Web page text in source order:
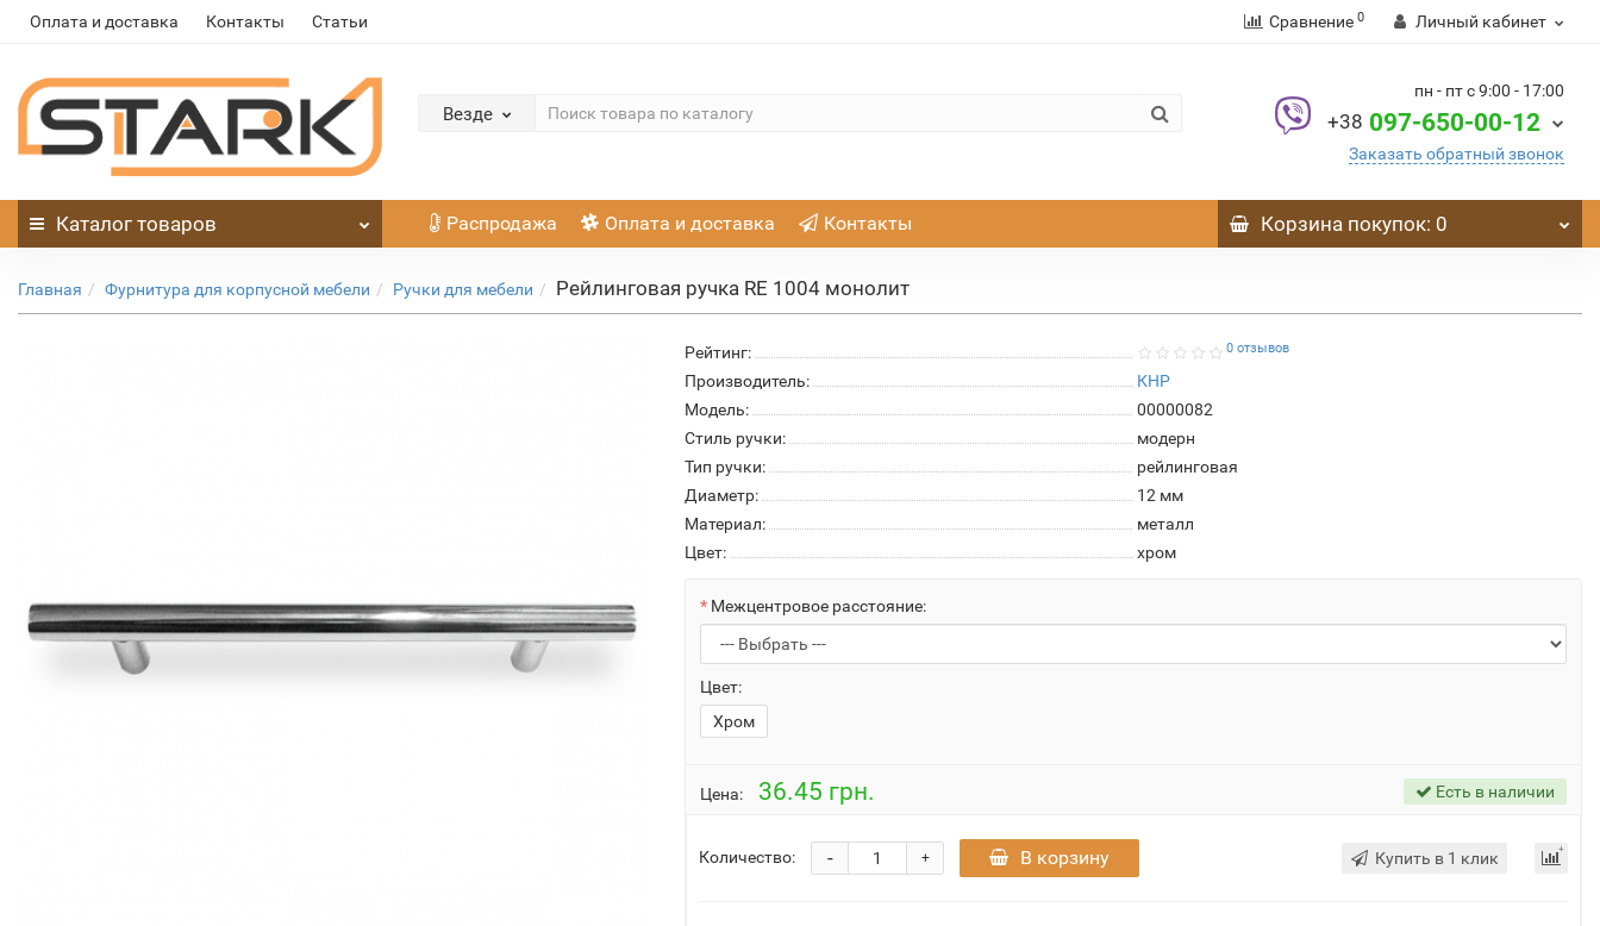
Оплата и доставка Контакты Статьи Сравнение 0 Личный кабинет
Везде
пн - пт с 9:00 - 17:00
+38 097-650-00-12
Заказать обратный звонок
Каталог товаров Распродажа Оплата и доставка Контакты Корзина покупок: 0
Главная Фурнитура для корпусной мебели Ручки для мебели Рейлинговая ручка RE 1004 монолит
Рейтинг: 0 отзывов
Производитель:
КНР
Модель:
00000082
Стиль ручки:
модерн
Тип ручки:
рейлинговая
Диаметр:
12 мм
Материал:
металл
Цвет:
хром
Межцентровое расстояние:
Цвет:
Хром
Цена: 36.45 грн. Есть в наличии
Количество: +
- В корзину Купить в 1 клик